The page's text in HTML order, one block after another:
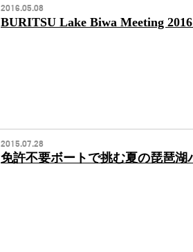
2016.05.08
BURITSU Lake Biwa Meeting
2015.07.28
免許不要ボートで挑む夏の琵琶湖